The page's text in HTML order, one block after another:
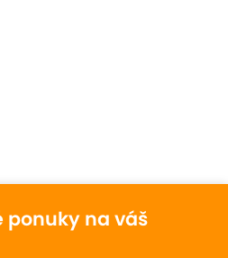
ponuky na váš